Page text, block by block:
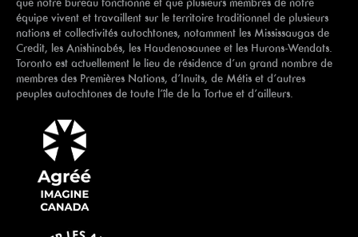
que notre bureau fonctionne et que plusieurs membres de notre
équipe vivent et travaillent sur le territoire traditionnel de plusieurs
nations et collectivités autochtones, notamment les Mississaugas de
Credit, les Anishinabés, les Haudenosaunee et les Hurons-Wendats.
Toronto est actuellement le lieu de résidence d’un grand nombre de
membres des Premières Nations, d’Inuits, de Métis et d’autres
peuples autochtones de toute l’île de la Tortue et d’ailleurs.